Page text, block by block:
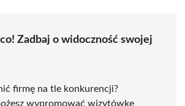
Zadbaj o widoczność swojej
firmę na tle konkurencji?
wypromować wizytówkę